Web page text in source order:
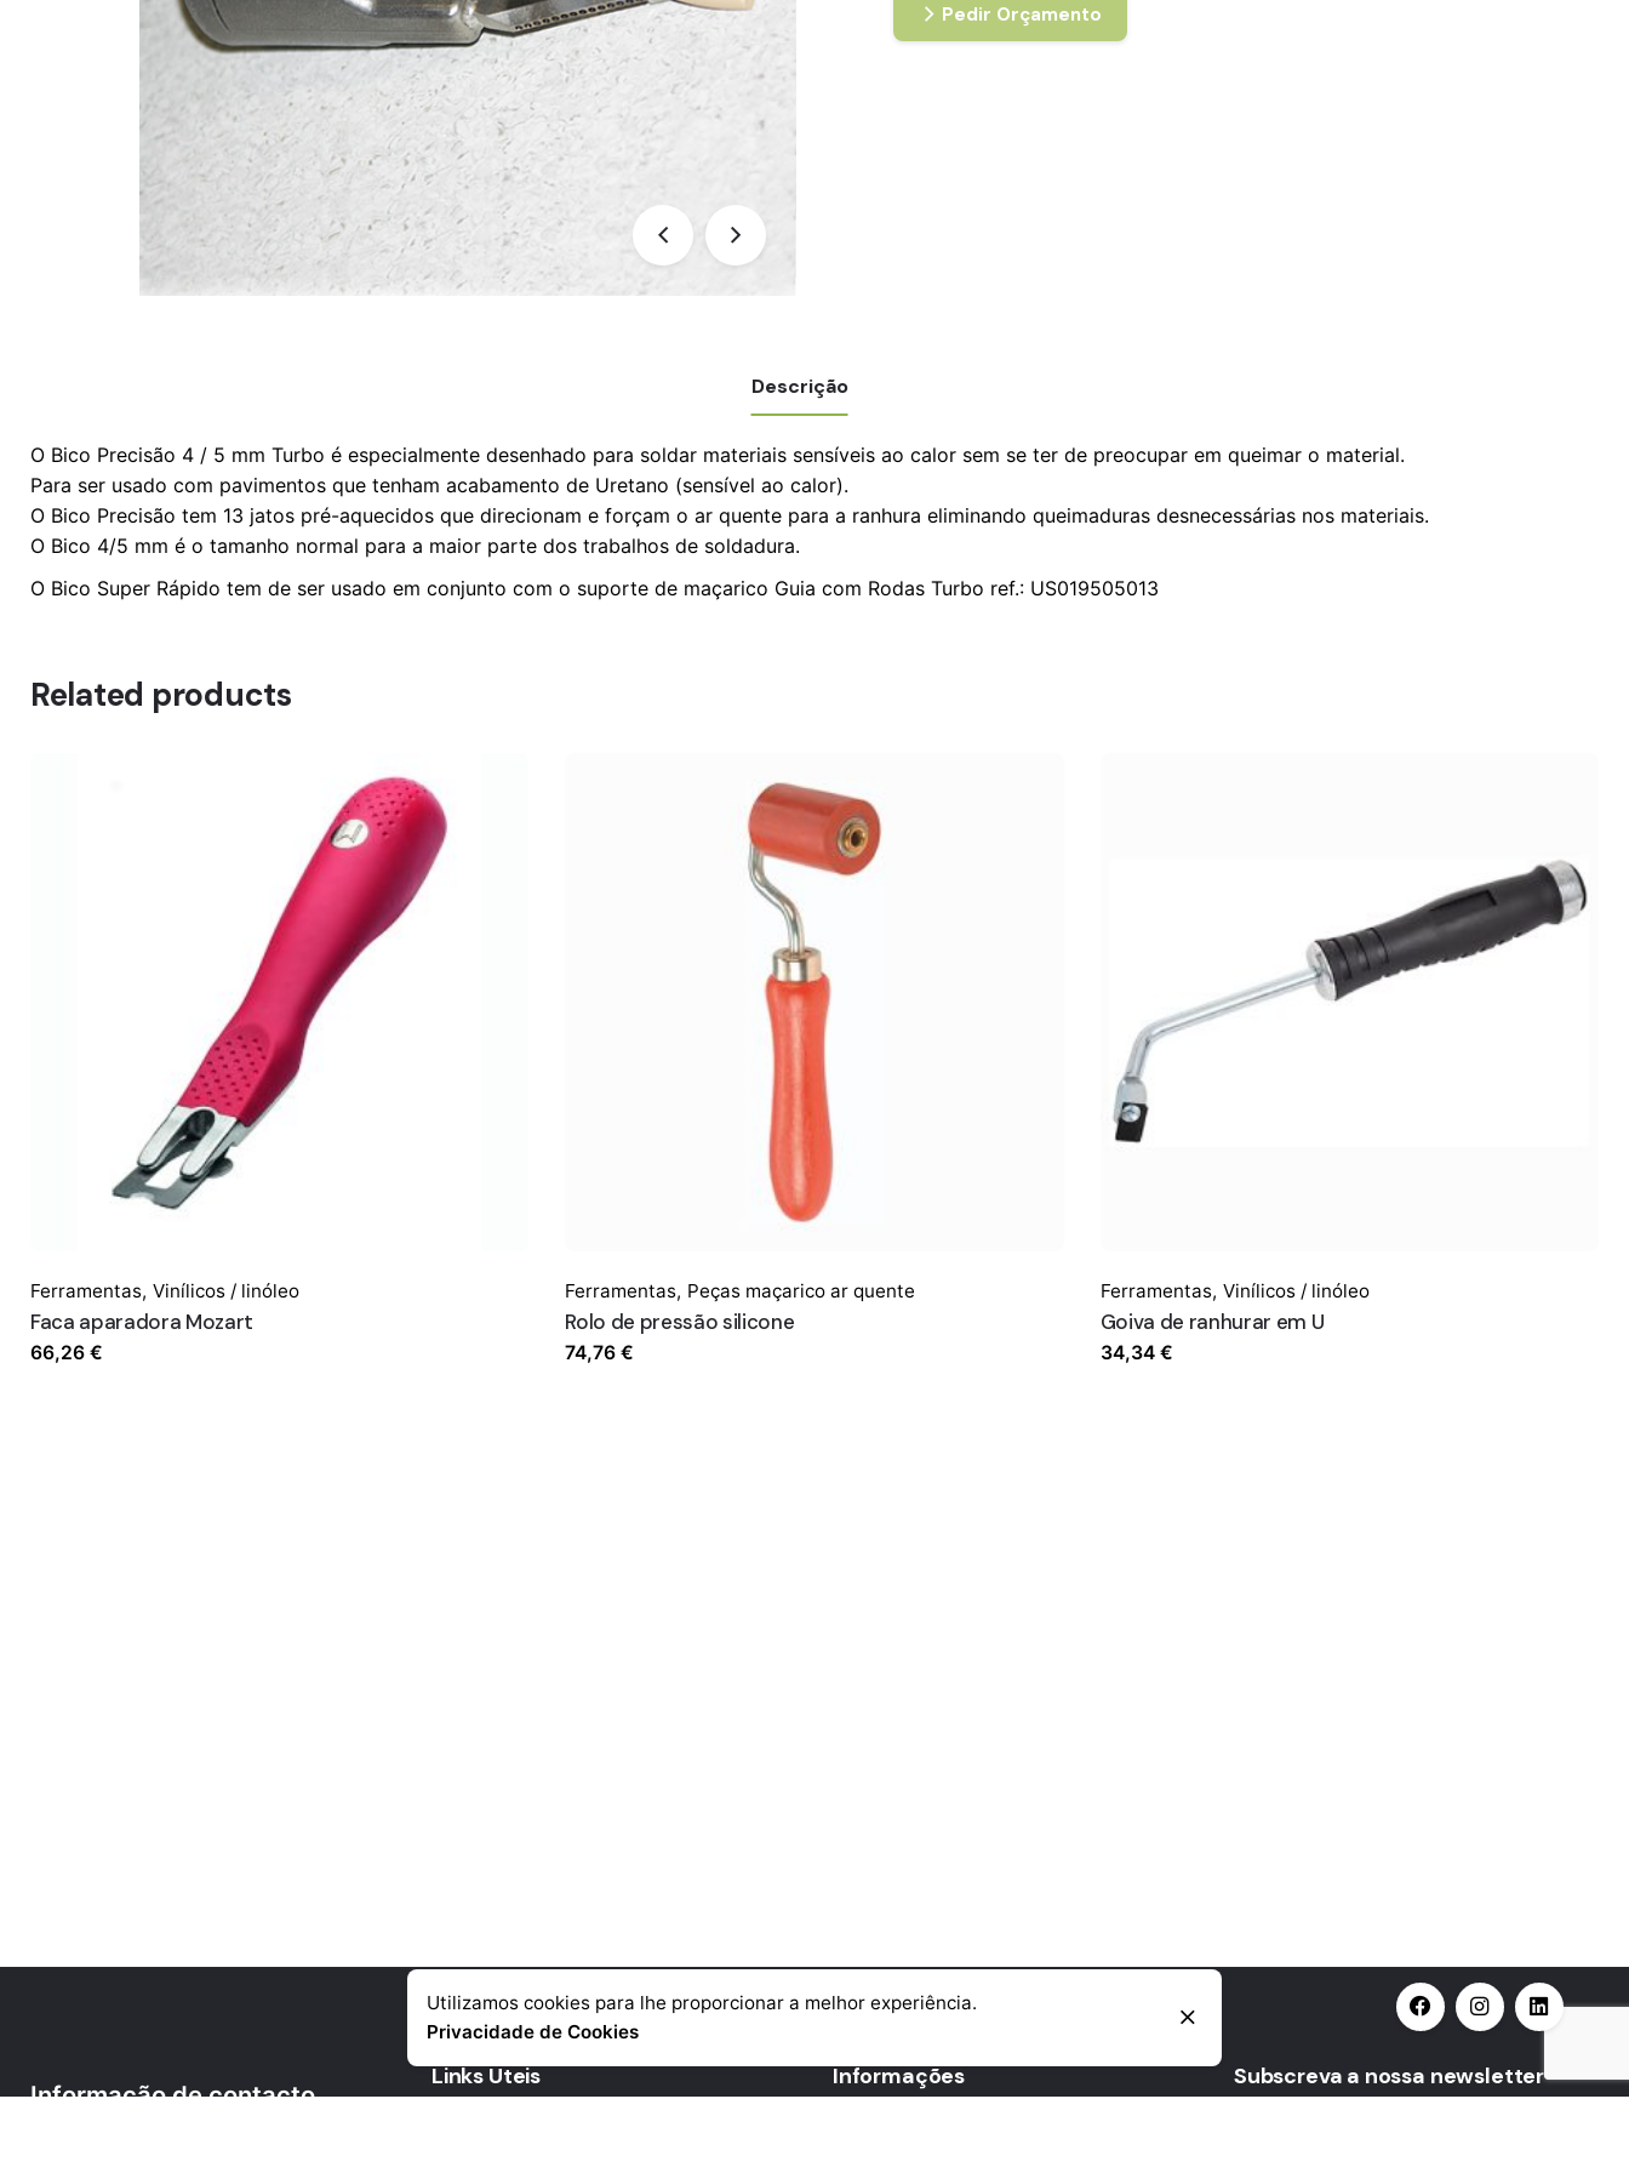
Pedir Orçamento
Descrição
O Bico Precisão 4 / 5 mm Turbo é especialmente desenhado para soldar materiais sensíveis ao calor sem se ter de preocupar em queimar o material.
Para ser usado com pavimentos que tenham acabamento de Uretano (sensível ao calor).
O Bico Precisão tem 13 jatos pré-aquecidos que direcionam e forçam o ar quente para a ranhura eliminando queimaduras desnecessárias nos materiais.
O Bico 4/5 mm é o tamanho normal para a maior parte dos trabalhos de soldadura.
O Bico Super Rápido tem de ser usado em conjunto com o suporte de maçarico Guia com Rodas Turbo ref.: US019505013
Related products
Ferramentas, Vinílicos / linóleo
Faca aparadora Mozart
66,26 €
Ferramentas, Peças maçarico ar quente
Rolo de pressão silicone
74,76€
Ferramentas, Vinílicos / linóleo
Goiva de ranhurar em U
34,34 €
Informação de contacto
Links Uteis Informações Subscreva a nossa newsletter
Utilizamos cookies para lhe proporcionar a melhor experiência.
Privacidade de Cookies